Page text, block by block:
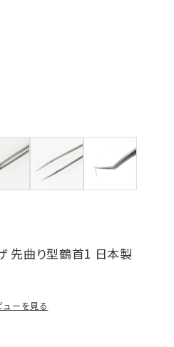
先曲り型鶴首1 日本製
ューを見る